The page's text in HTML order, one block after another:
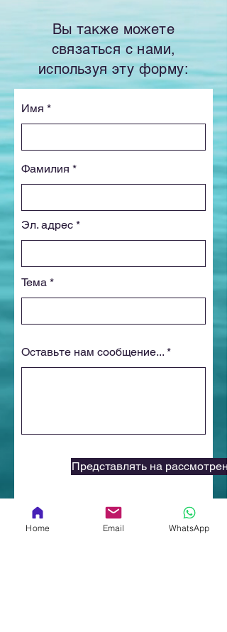
Вы также можете
связаться с нами,
используя эту форму:
Имя
Фамилия
Эл. адрес
Тема
Оставьте нам сообщение...
Представлять на
Home Email WhatsApp